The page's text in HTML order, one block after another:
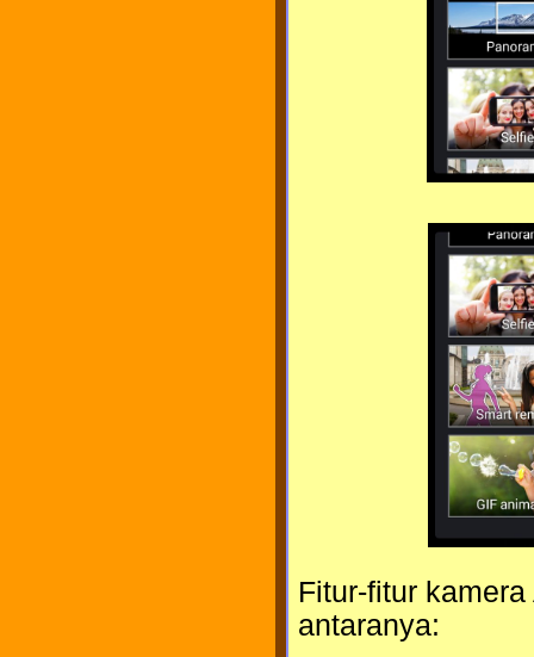
Fitur-fitur
antaranya: